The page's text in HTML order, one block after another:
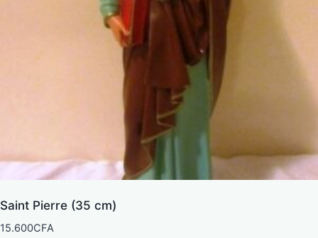
Saint Pierre (35 cm)
15.600CFA